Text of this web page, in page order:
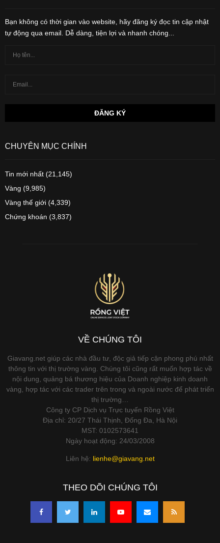
Bạn không có thời gian vào website, hãy đăng ký đọc tin cập nhật
tự động qua email. Dễ dàng, tiện lợi và nhanh chóng...
CHUYÊN MỤC CHÍNH
Tin mới nhất (21,145)
Vàng (9,985)
Vàng thế giới (4,339)
Chứng khoán (3,837)
VỀ CHÚNG TÔI
Giavang.net giúp các nhà đầu tư, độc giả tiếp cận phong phú nhất
thông tin với thị trường vàng. Chúng tôi cũng rất muốn hợp tác về
nội dung, quảng bá thương hiệu của Doanh nghiệp kinh doanh
vàng, hợp tác với các trader trên trong và ngoài nước để phát triển
thị trường…
Công ty CP Dịch vụ Trực tuyến Rồng Việt
Địa chỉ: 20/27 Thái Thịnh, Đống Đa, Hà Nội
MST: 0102573641
Ngày hoạt động: 24/03/2008
Liên hệ: lienhe@giavang.net
THEO DÕI CHÚNG TÔI